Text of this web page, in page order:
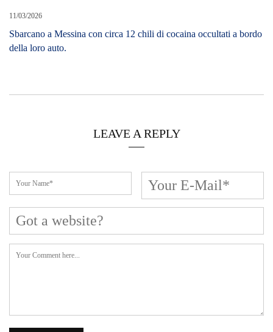
11/03/2026
Sbarcano a Messina con circa 12 chili di cocaina occultati a bordo
della loro auto.
LEAVE A REPLY